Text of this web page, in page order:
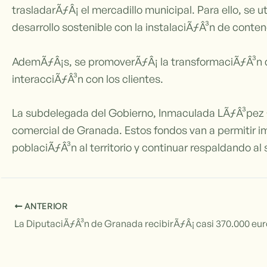
trasladarÃƒÂ¡ el mercadillo municipal. Para ello, se
desarrollo sostenible con la instalaciÃƒÂ³n de
AdemÃƒÂ¡s, se promoverÃƒÂ¡ la
interacciÃƒÂ³n con los clientes.
La subdelegada del Gobierno, Inmaculada
comercial de Granada. Estos fondos van a permitir
poblaciÃƒÂ³n al territorio y continuar respaldando
ANTERIOR